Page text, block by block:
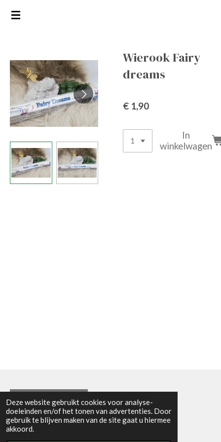
Deze website gebruikt cookies voor analyse-
doeleinden en/of het tonen van advertenties. Door
gebruik te blijven maken van de site gaat u hiermee
akkoord.
Ga
hoofdinhoud
Wierook Fairy
dreams
€ 1,90
In
winkelwagen
Algemene voorwaarden
© 2021 - RC en mineralenshop Het vlinderpad
Powered by